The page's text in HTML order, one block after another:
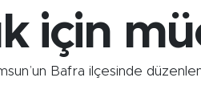
için
Bafra ilçesinde